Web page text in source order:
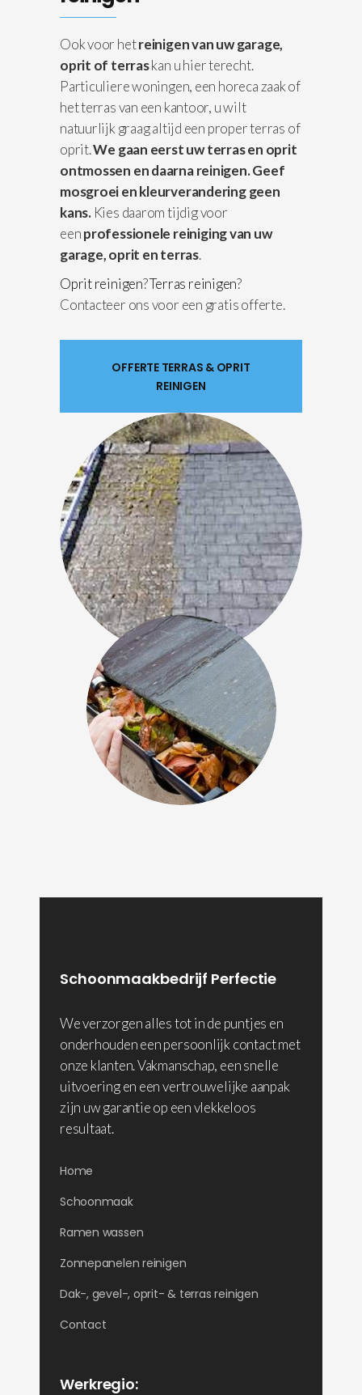
Ook voor hetreinigen van uw garage,
oprit of terraskan u hier terecht.
Particuliere woningen, een horeca zaak of
het terras van een kantoor, u wilt
natuurlijk graag altijd een proper terras of
oprit.We gaan eerst uw terras en oprit
ontmossen en daarna reinigen.Geef
mosgroei en kleurverandering geen
kans.Kies daarom tijdig voor
eenprofessionele reiniging van uw
garage, oprit en terras.
Oprit reinigen?Terras reinigen?
Contacteer ons voor een gratis offerte.
OFFERTE TERRAS & OPRIT
REINIGEN
Schoonmaakbedrijf Perfectie
We verzorgen alles tot in de puntjes en
onderhouden een persoonlijk contact met
onze klanten. Vakmanschap, een snelle
uitvoering en een vertrouwelijke aanpak
zijn uw garantie op een vlekkeloos
resultaat.
Home
Schoonmaak
Ramen wassen
Zonnepanelen reinigen
Dak-, gevel-, oprit- & terras reinigen
Contact
Werkregio: